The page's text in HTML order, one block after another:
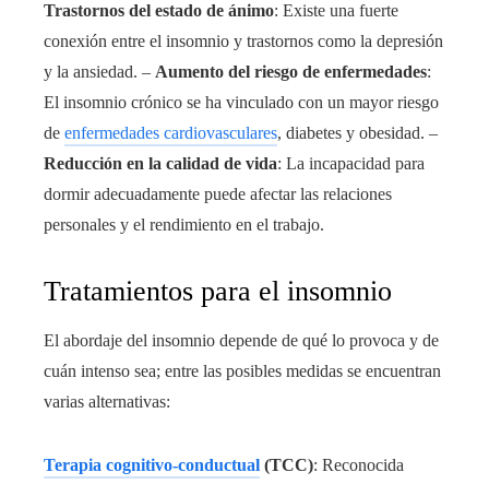
Trastornos del estado de ánimo: Existe una fuerte
conexión entre el insomnio y trastornos como la depresión
y la ansiedad. – Aumento del riesgo de enfermedades:
El insomnio crónico se ha vinculado con un mayor riesgo
de enfermedades cardiovasculares, diabetes y obesidad. –
Reducción en la calidad de vida: La incapacidad para
dormir adecuadamente puede afectar las relaciones
personales y el rendimiento en el trabajo.
Tratamientos para el insomnio
El abordaje del insomnio depende de qué lo provoca y de
cuán intenso sea; entre las posibles medidas se encuentran
varias alternativas:
Terapia cognitivo-conductual (TCC): Reconocida